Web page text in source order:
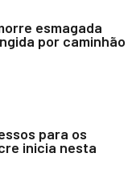
esmagada
por caminhão
para os
inicia nesta